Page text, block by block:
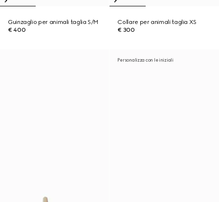
Guinzaglio per animali taglia S/M
€ 400
Collare per animali taglia XS
€ 300
Personalizza con le iniziali